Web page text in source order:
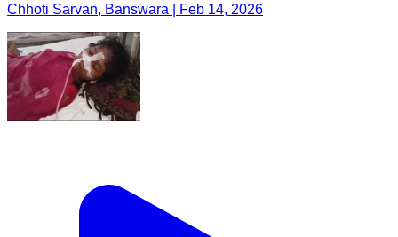
Chhoti Sarvan, Banswara | Feb 14, 2026